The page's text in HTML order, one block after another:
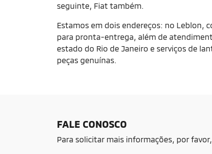
seguinte, Fiat também.
Estamos em dois endereços: no Leblon,
para pronta-entrega, além de
estado do Rio de Janeiro e serviços de
peças genuínas.
FALE CONOSCO
Para solicitar mais informações, por